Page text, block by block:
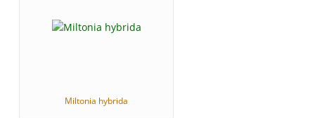
Miltonia hybrida